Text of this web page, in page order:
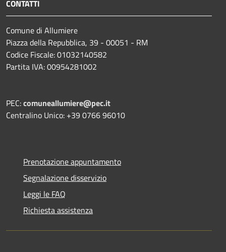
CONTATTI
Comune di Allumiere
Piazza della Repubblica, 39 - 00051 - RM
Codice Fiscale: 01032140582
Partita IVA: 00954281002
PEC:comuneallumiere@pec.it
Centralino Unico: +39 0766 96010
Prenotazione appuntamento
Segnalazione disservizio
Leggi le FAQ
Richiesta assistenza